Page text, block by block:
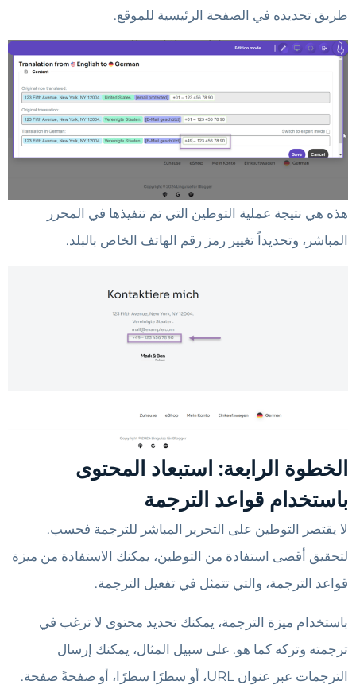
طريق تحديده في الصفحة الرئيسية للموقع.
هذه هي نتيجة عملية التوطين التي تم تنفيذها في المحرر
المباشر، وتحديداً تغيير رمز رقم الهاتف الخاص بالبلد.
الخطوة الرابعة: استبعاد المحتوى
باستخدام قواعد الترجمة
لا يقتصر التوطين على التحرير المباشر للترجمة فحسب.
لتحقيق أقصى استفادة من التوطين، يمكنك الاستفادة من ميزة
قواعد الترجمة، والتي تتمثل في تفعيل الترجمة.
باستخدام ميزة الترجمة، يمكنك تحديد محتوى لا ترغب في
ترجمته وتركه كما هو. على سبيل المثال، يمكنك إرسال
الترجمات عبر عنوان URL، أو سطرًا سطرًا، أو صفحةً صفحة.